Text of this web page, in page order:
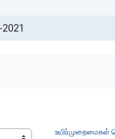
உயிர்முறைமைகள்